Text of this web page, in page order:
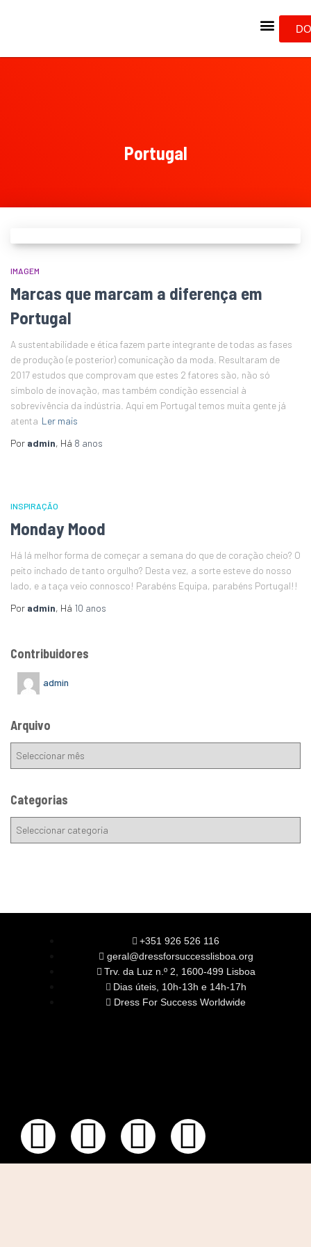
Portugal
IMAGEM
Marcas que marcam a diferença em
Portugal
A sustentabilidade e ética fazem parte integrante de todas as fases
de produção (e posterior) comunicação da moda. Resultaram de
2017 estudos que comprovam que estes 2 fatores são, não só
símbolo de inovação, mas também condição essencial à
sobrevivência da indústria. Aqui em Portugal temos muita gente já
atenta Ler mais
Por admin, Há 8 anos
INSPIRAÇÃO
Monday Mood
Há lá melhor forma de começar a semana do que de coração cheio? O
peito inchado de tanto orgulho? Desta vez, a sorte esteve do nosso
lado, e a taça veio connosco! Parabéns Equipa, parabéns Portugal!!
Por admin, Há 10 anos
Contribuidores
admin
Arquivo
Categorias
+351 926 526 116
geral@dressforsuccesslisboa.org
Trv. da Luz n.º 2, 1600-499 Lisboa
Dias úteis, 10h-13h e 14h-17h
Dress For Success Worldwide